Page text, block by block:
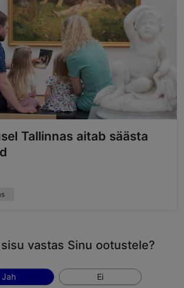
Tallinnas aitab säästa
vastas Sinu ootustele?
Jah Ei